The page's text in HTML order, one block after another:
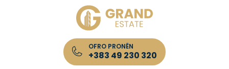
OFRO PRONËN
+383 49 230 320
Lista e Pronave/